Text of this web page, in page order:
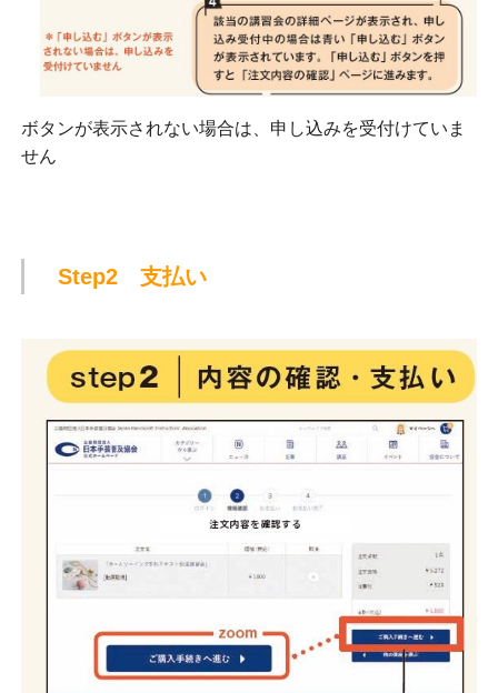
ボタンが表示されない場合は、申し込みを受付けていま
せん
Step2 支払い